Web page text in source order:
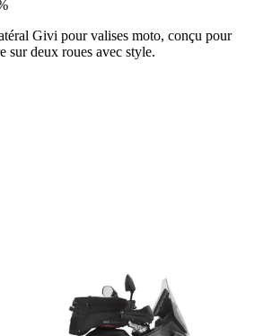
Givi pour valises moto, conçu pour
sur deux roues avec style.